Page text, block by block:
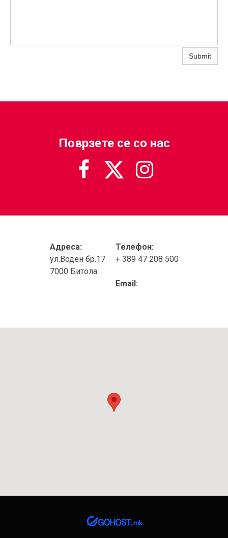
Submit
Поврзете се со нас
  
Адреса:
ул.Воден бр.17
7000 Битола
Телефон:
+ 389 47 208 500
Email: